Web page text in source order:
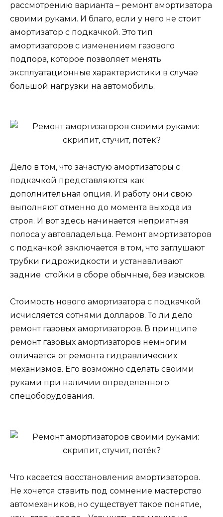
рассмотрению варианта – ремонт амортизатора
своими руками. И благо, если у него не стоит
амортизатор с подкачкой. Это тип
амортизаторов с изменением газового
подпора, которое позволяет менять
эксплуатационные характеристики в случае
большой нагрузки на автомобиль.
Дело в том, что зачастую амортизаторы с
подкачкой представляются как
дополнительная опция. И работу они свою
выполняют отменно до момента выхода из
строя. И вот здесь начинается неприятная
полоса у автовладельца. Ремонт амортизаторов
с подкачкой заключается в том, что заглушают
трубки гидрожидкости и устанавливают
задние стойки в сборе обычные, без изысков.
Стоимость нового амортизатора с подкачкой
исчисляется сотнями долларов. То ли дело
ремонт газовых амортизаторов. В принципе
ремонт газовых амортизаторов немногим
отличается от ремонта гидравлических
механизмов. Его возможно сделать своими
руками при наличии определенного
спецоборудования.
Что касается восстановления амортизаторов.
Не хочется ставить под сомнение мастерство
автомехаников, но существует такое понятие,